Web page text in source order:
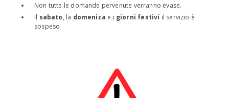
Non tutte le domande pervenute verranno evase.
Il sabato, la domenica e i giorni festivi il servizio è
sospeso